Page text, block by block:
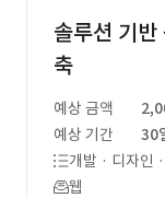
솔루션 기
축
예상 금액
예상 기간
30
개발 · 디자인
웹